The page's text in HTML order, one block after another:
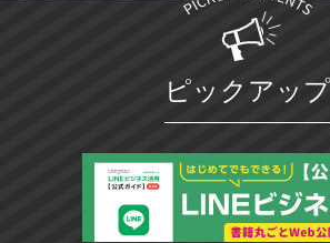
ピックアップ